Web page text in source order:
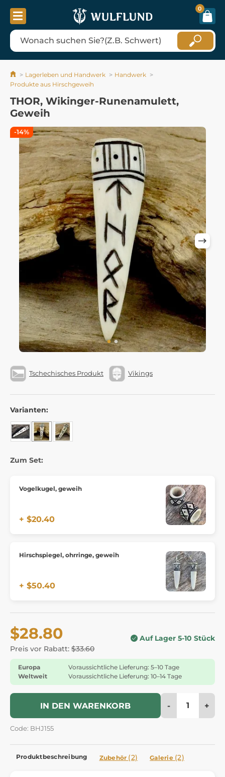
0
Lagerleben und Handwerk
Handwerk
Produkte aus Hirschgeweih
THOR, Wikinger-Runenamulett,
Geweih
Tschechisches Produkt Vikings
Varianten:
Zum Set:
Vogelkugel, geweih
+ $20.40
Hirschspiegel, ohrringe, geweih
+ $50.40
$28.80
Preis vor Rabatt: $33.60
Auf Lager 5-10 Stück
Europa
Voraussichtliche Lieferung: 5–10 Tage
Weltweit
Voraussichtliche Lieferung: 10–14 Tage
IN DEN WARENKORB - +
Code: BHJ155
-14%
Produktbeschreibung Zubehör (2) Galerie (2)